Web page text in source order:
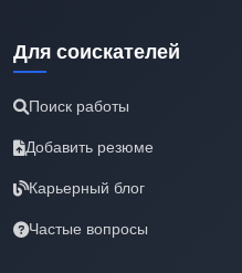
Для соискателей
Поиск работы
Добавить резюме
Карьерный блог
Частые вопросы